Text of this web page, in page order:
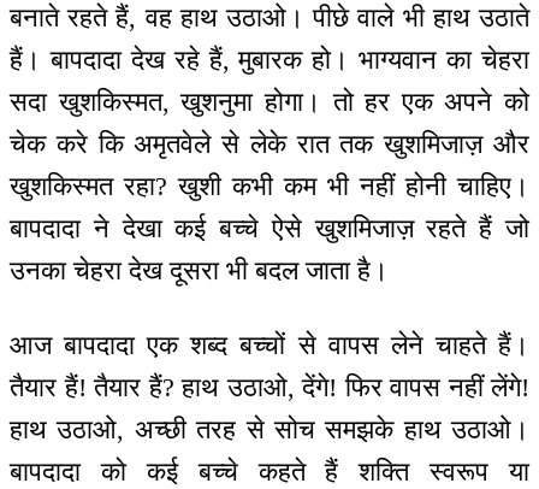
बनाते रहते हैं, वह हाथ उठाओ। पीछे वाले भी हाथ उठाते
हैं। बापदादा देख रहे हैं, मुबारक हो। भाग्यवान का चेहरा
सदा खुशकिस्मत, खुशनुमा होगा। तो हर एक अपने को
चेक करे कि अमृतवेले से लेके रात तक खुशमिजाज़ और
खुशकिस्मत रहा? खुशी कभी कम भी नहीं होनी चाहिए।
बापदादा ने देखा कई बच्चे ऐसे खुशमिजाज़ रहते हैं जो
उनका चेहरा देख दूसरा भी बदल जाता है।
आज बापदादा एक शब्द बच्चों से वापस लेने चाहते हैं।
तैयार हैं! तैयार हैं? हाथ उठाओ, देंगे! फिर वापस नहीं लेंगे!
हाथ उठाओ, अच्छी तरह से सोच समझके हाथ उठाओ।
बापदादा को कई बच्चे कहते हैं शक्ति स्वरूप या